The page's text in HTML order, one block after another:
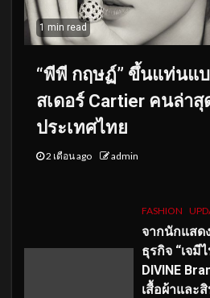
1 min read
“พีพี กฤษฏ์” ขึ้นแท่นแ
สเดอร์ Cartier คนล่าสุ
ประเทศไทย
2 เดือน ago admin
FASHION
จากนักแสด
ธุรกิจ “เจมี
DIVINE
เสื้อผ้าและ